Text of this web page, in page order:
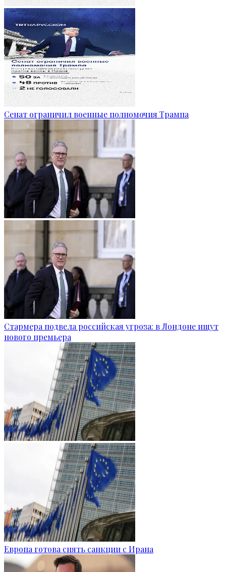
Сенат ограничил военные полномочия Трампа
Стармера подвела российская угроза: в Лондоне ищут
нового премьера
Европа готова снять санкции с Ирана